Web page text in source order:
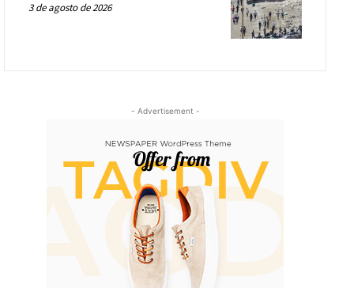
3 de agosto de 2026
- Advertisement -